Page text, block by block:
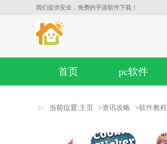
我们提供安全，免费的手游软件下载！
首页 pc软件
当前位置:主页 >资讯攻略 >软件教程